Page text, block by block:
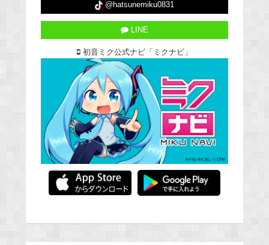
@hatsunemiku0831
LINE
初音ミク公式ナビ「ミクナビ」